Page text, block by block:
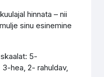
hinnata – nii
sinu esinemine
5-
hea, 2- rahuldav,